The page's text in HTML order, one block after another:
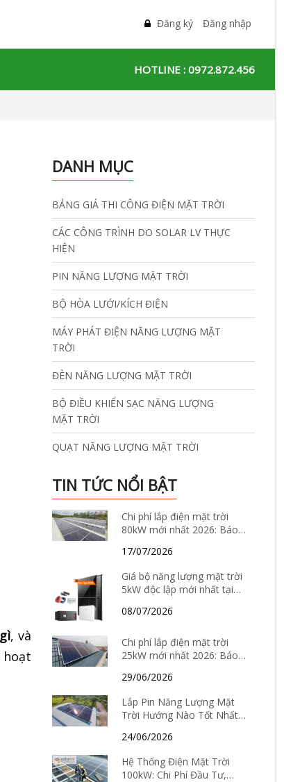
Đăng ký Đăng nhập
HOTLINE :0972.872.456
, và
hoạt
DANH MỤC
BẢNG GIÁ THI CÔNG ĐIỆN MẶT TRỜI
CÁC CÔNG TRÌNH DO SOLAR LV THỰC
HIỆN
PIN NĂNG LƯỢNG MẶT TRỜI
BỘ HÒA LƯỚI/KÍCH ĐIỆN
MÁY PHÁT ĐIỆN NĂNG LƯỢNG MẶT
TRỜI
ĐÈN NĂNG LƯỢNG MẶT TRỜI
BỘ ĐIỀU KHIỂN SẠC NĂNG LƯỢNG
MẶT TRỜI
QUẠT NĂNG LƯỢNG MẶT TRỜI
TIN TỨC NỔI BẬT
Chi phí lắp điện mặt trời
80kW mới nhất 2026: Báo
giải pháp tiết kiệm điện hiệu
quả
17/07/2026
Giá bộ năng lượng mặt trời
5kW độc lập mới nhất tại
chi tiết, cấu hình và tư vấn
08/07/2026
Chi phí lắp điện mặt trời
25kW mới nhất 2026: Báo
vốn
29/06/2026
Lắp Pin Năng Lượng Mặt
Trời Hướng Nào Tốt Nhất?
tỉnh thành
24/06/2026
Hệ Thống Điện Mặt Trời
100kW: Chi Phí Đầu Tư,